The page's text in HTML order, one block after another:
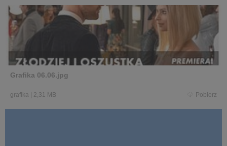
Grafika 06.06.jpg
grafika 2,31 MB Pobierz